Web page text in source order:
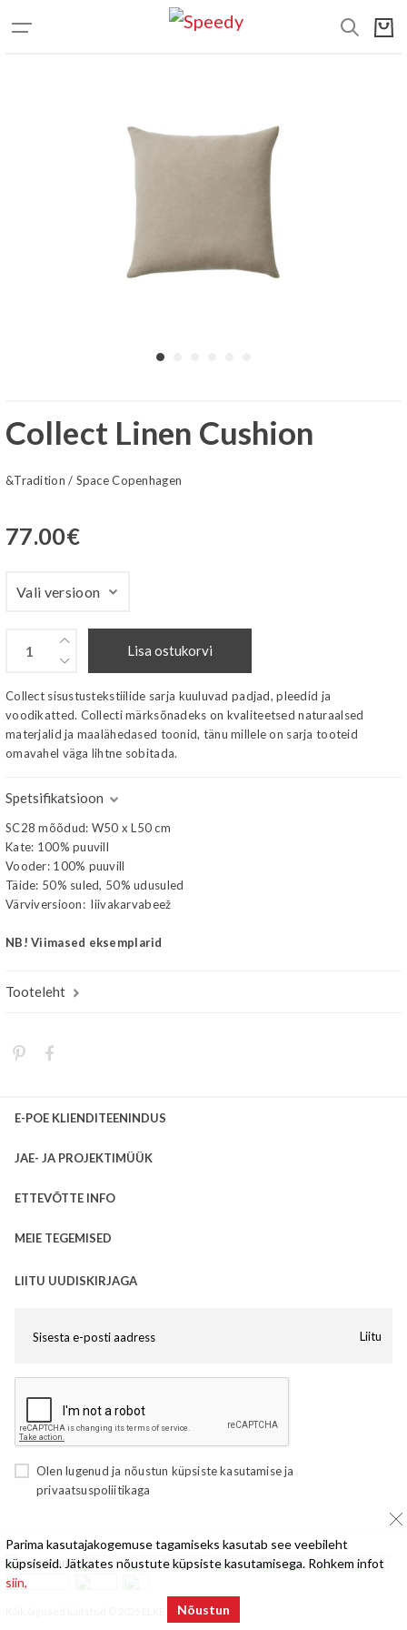
Collect Linen Cushion
&Tradition/ Space Copenhagen
77.00€
Lisa ostukorvi
Collect sisustustekstiilide sarja kuuluvad padjad, pleedid ja
voodikatted. Collecti märksõnadeks on kvaliteetsed naturaalsed
materjalid ja maalähedased toonid, tänu millele on sarja tooteid
omavahel väga lihtne sobitada.
Spetsifikatsioon
SC28 mõõdud: W50 x L50 cm
Kate: 100% puuvill
Vooder: 100% puuvill
Täide: 50% suled, 50% udusuled
Värviversioon: liivakarvabeež
NB! Viimased eksemplarid
Tooteleht
E-POE KLIENDITEENINDUS
JAE- JA PROJEKTIMÜÜK
ETTEVÕTTE INFO
MEIE TEGEMISED
LIITU UUDISKIRJAGA
Liitu
Olen lugenud ja nõustun küpsiste kasutamiseja
privaatsuspoliitikaga
Kõik õigused kaitstud © 2025 ELKE Mööbel
Parima kasutajakogemuse tagamiseks kasutab see veebileht
küpsiseid. Jätkates nõustute küpsiste kasutamisega. Rohkem infot
siin,
Nõustun